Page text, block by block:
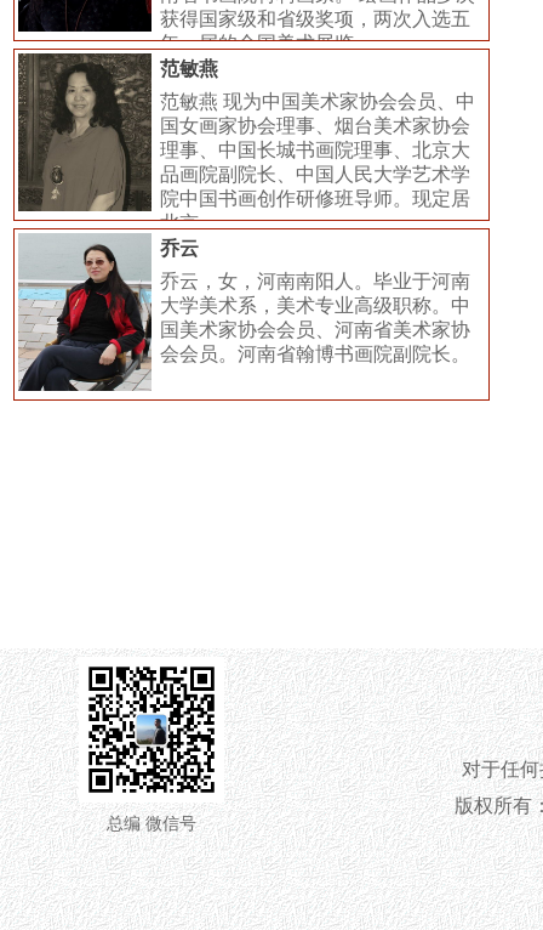
获得国家级和省级奖项，两次入选五
年一届的全国美术展览。
范敏燕
范敏燕 现为中国美术家协会会员、中
国女画家协会理事、烟台美术家协会
理事、中国长城书画院理事、北京大
品画院副院长、中国人民大学艺术学
院中国书画创作研修班导师。现定居
北京。
乔云
乔云，女，河南南阳人。毕业于河南
大学美术系，美术专业高级职称。中
国美术家协会会员、河南省美术家协
会会员。河南省翰博书画院副院长。
对于任
版权所有：
总编 微信号